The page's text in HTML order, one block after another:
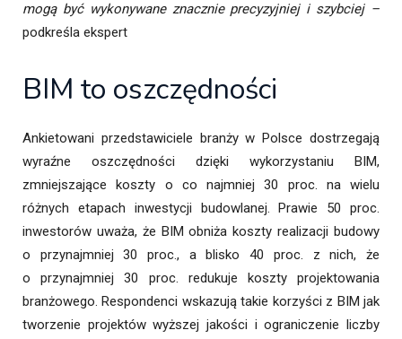
mogą być wykonywane znacznie precyzyjniej i szybciej –
podkreśla ekspert
BIM to oszczędności
Ankietowani przedstawiciele branży w Polsce dostrzegają
wyraźne oszczędności dzięki wykorzystaniu BIM,
zmniejszające koszty o co najmniej 30 proc. na wielu
różnych etapach inwestycji budowlanej. Prawie 50 proc.
inwestorów uważa, że BIM obniża koszty realizacji budowy
o przynajmniej 30 proc., a blisko 40 proc. z nich, że
o przynajmniej 30 proc. redukuje koszty projektowania
branżowego. Respondenci wskazują takie korzyści z BIM jak
tworzenie projektów wyższej jakości i ograniczenie liczby